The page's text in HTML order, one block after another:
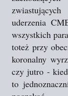
uderzenia
wszystkich
toteż przy
koronalny
czy jutro -
to